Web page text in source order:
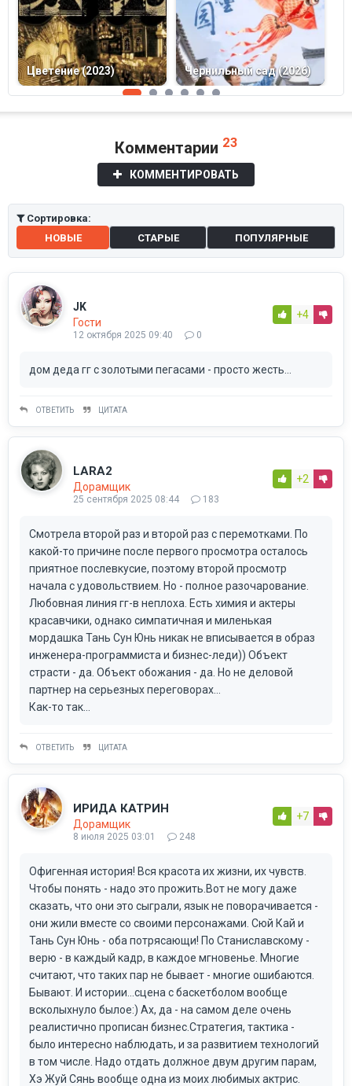
Цветение (2023) Чернильный сад (2026)
Комментарии 23
КОММЕНТИРОВАТЬ
Сортировка:
НОВЫЕ
СТАРЫЕ ПОПУЛЯРНЫЕ
JK
Гости
12 октября 2025 09:40 0
+4
дом деда гг с золотыми пегасами - просто жесть...
ОТВЕТИТЬ ЦИТАТА
LARA2
Дорамщик
25 сентября 2025 08:44 183
+2
Смотрела второй раз и второй раз с перемотками. По
какой-то причине после первого просмотра осталось
приятное послевкусие, поэтому второй просмотр
начала с удовольствием. Но - полное разочарование.
Любовная линия гг-в неплоха. Есть химия и актеры
красавчики, однако симпатичная и миленькая
мордашка Тань Сун Юнь никак не вписывается в образ
инженера-программиста и бизнес-леди)) Объект
страсти - да. Объект обожания - да. Но не деловой
партнер на серьезных переговорах...
Как-то так...
ОТВЕТИТЬ ЦИТАТА
ИРИДА КАТРИН
Дорамщик
8 июля 2025 03:01 248
+7
Офигенная история! Вся красота их жизни, их чувств.
Чтобы понять - надо это прожить.Вот не могу даже
сказать, что они это сыграли, язык не поворачивается -
они жили вместе со своими персонажами. Сюй Кай и
Тань Сун Юнь - оба потрясающи! По Станиславскому -
верю - в каждый кадр, в каждое мгновенье. Многие
считают, что таких пар не бывает - многие ошибаются.
Бывают. И истории...сцена с баскетболом вообще
всколыхнуло былое:) Ах, да - на самом деле очень
реалистично прописан бизнес.Стратегия, тактика -
было интересно наблюдать, и за развитием технологий
в том числе. Надо отдать должное двум другим парам,
Хэ Жуй Сянь вообще одна из моих любимых актрис.